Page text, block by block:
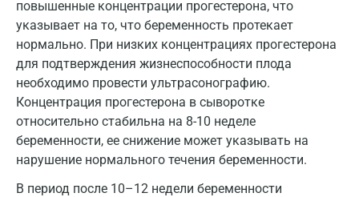
повышенные концентрации прогестерона, что
указывает на то, что беременность протекает
нормально. При низких концентрациях прогестерона
для подтверждения жизнеспособности плода
необходимо провести ультрасонографию.
Концентрация прогестерона в сыворотке
относительно стабильна на 8-10 неделе
беременности, ее снижение может указывать на
нарушение нормального течения беременности.
В период после 10–12 недели беременности
Нижневартовск
Нижнекамск
Новокузнецк
Новороссийск
Новосибирск
Ногинск